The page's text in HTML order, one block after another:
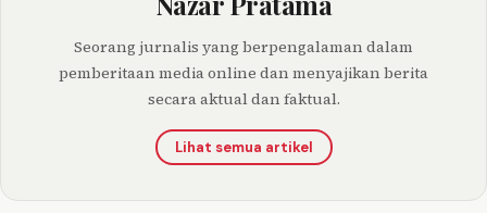
Seorang jurnalis yang berpengalaman dalam
pemberitaan media online dan menyajikan berita
secara aktual dan faktual.
Lihat semua artikel